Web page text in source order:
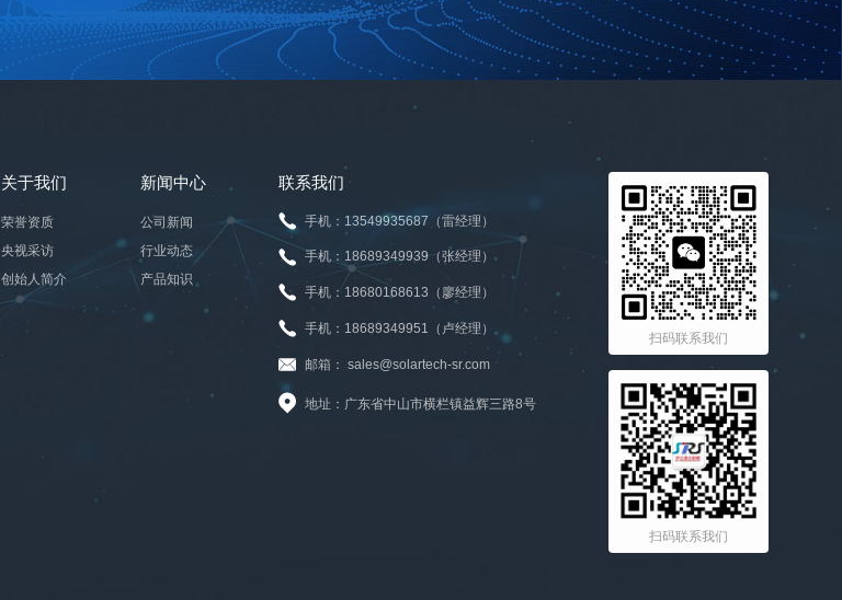
关于我们
荣誉资质
央视采访
创始人简介
新闻中心
公司新闻
行业动态
产品知识
联系我们
手机：13549935687（雷经理）
手机：18689349939（张经理）
手机：18680168613（廖经理）
手机：18689349951（卢经理）
邮箱： sales@solartech-sr.com
地址：广东省中山市横栏镇益辉三路8号
扫码联系我们
扫码联系我们